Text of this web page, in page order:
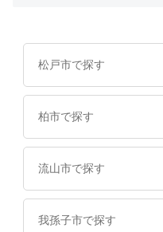
松戸市で探す
柏市で探す
流山市で探す
我孫子市で探す